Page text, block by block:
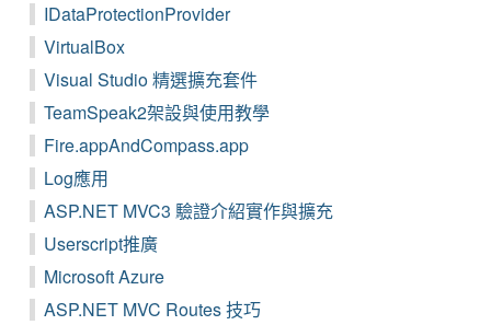
IDataProtectionProvider
VirtualBox
Visual Studio 精選擴充套件
TeamSpeak2架設與使用教學
Fire.appAndCompass.app
Log應用
ASP.NET MVC3 驗證介紹實作與擴充
Userscript推廣
Microsoft Azure
ASP.NET MVC Routes 技巧